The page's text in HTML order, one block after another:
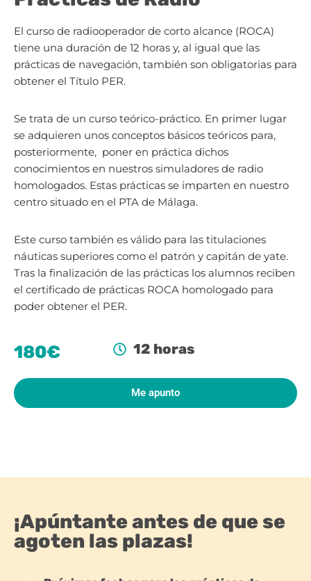
El curso de radiooperador de corto alcance (ROCA)
tiene una duración de 12 horas y, al igual que las
prácticas de navegación, también son obligatorias para
obtener el Título PER.
Se trata de un curso teórico-práctico. En primer lugar
se adquieren unos conceptos básicos teóricos para,
posteriormente, poner en práctica dichos
conocimientos en nuestros simuladores de radio
homologados. Estas prácticas se imparten en nuestro
centro situado en el PTA de Málaga.
Este curso también es válido para las titulaciones
náuticas superiores como el patrón y capitán de yate.
Tras la finalización de las prácticas los alumnos reciben
el certificado de prácticas ROCA homologado para
poder obtener el PER.
12 horas
180€
Me apunto
¡Apúntante antes de que se
agoten las plazas!